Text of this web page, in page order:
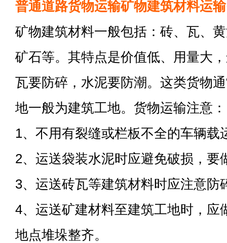
普通道路货物运输矿物建筑材料运
矿物建筑材料一般包括：砖、瓦、
矿石等。其特点是价值低、用量大
瓦要防碎，水泥要防潮。这类货物
地一般为建筑工地。货物运输注意：
1、不用有裂缝或栏板不全的车辆载
2、运送袋装水泥时应避免破损，要
3、运送砖瓦等建筑材料时应注意防
4、运送矿建材料至建筑工地时，应
地点堆垛整齐。